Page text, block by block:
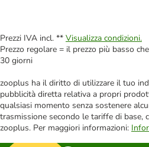
Prezzi IVA incl. ** Visualizza condizioni.
Prezzo regolare = il prezzo più basso
30 giorni
zooplus ha il diritto di utilizzare il tuo
pubblicità diretta relativa a propri
qualsiasi momento senza sostenere
trasmissione secondo le tariffe di base,
zooplus. Per maggiori informazioni: